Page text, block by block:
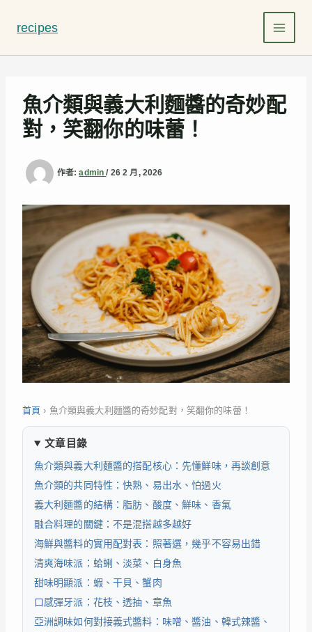
要
recipes
魚介類與義大利麵醬的奇妙配
對，笑翻你的味蕾！
作者:admin/ 26 2 月, 2026
首頁 › 魚介類與義大利麵醬的奇妙配對，笑翻你的味蕾！
文章目錄
魚介類與義大利麵醬的搭配核心：先懂鮮味，再談創意
魚介類的共同特性：快熟、易出水、怕過火
義大利麵醬的結構：脂肪、酸度、鮮味、香氣
融合料理的關鍵：不是混搭越多越好
海鮮與醬料的實用配對表：照著選，幾乎不容易出錯
清爽海味派：蛤蜊、淡菜、白身魚
甜味明顯派：蝦、干貝、蟹肉
口感彈牙派：花枝、透抽、章魚
亞洲調味如何對接義式醬料：味噌、醬油、韓式辣醬、